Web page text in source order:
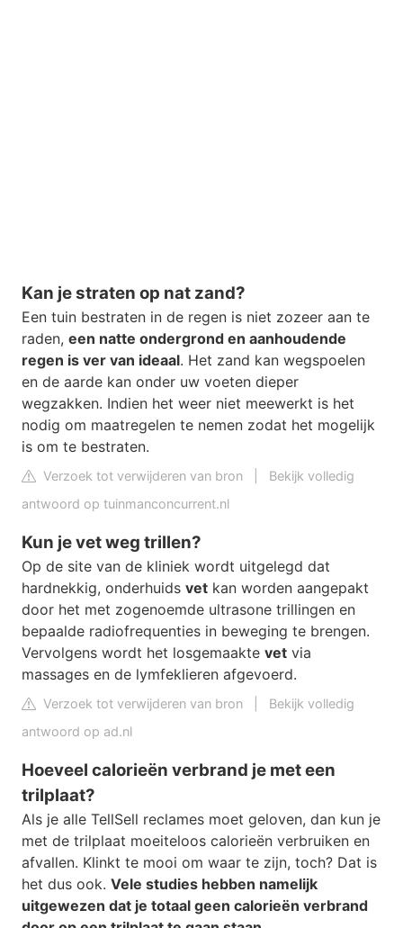
Kan je straten op nat zand?
Een tuin bestraten in de regen is niet zozeer aan te
raden, een natte ondergrond en aanhoudende
regen is ver van ideaal. Het zand kan wegspoelen
en de aarde kan onder uw voeten dieper
wegzakken. Indien het weer niet meewerkt is het
nodig om maatregelen te nemen zodat het mogelijk
is om te bestraten.
Verzoek tot verwijderen van bron
Bekijk volledig
antwoord op tuinmanconcurrent.nl
Kun je vet weg trillen?
Op de site van de kliniek wordt uitgelegd dat
hardnekkig, onderhuids vet kan worden aangepakt
door het met zogenoemde ultrasone trillingen en
bepaalde radiofrequenties in beweging te brengen.
Vervolgens wordt het losgemaakte vet via
massages en de lymfeklieren afgevoerd.
Verzoek tot verwijderen van bron
Bekijk volledig
antwoord op ad.nl
Hoeveel calorieën verbrand je met een
trilplaat?
Als je alle TellSell reclames moet geloven, dan kun je
met de trilplaat moeiteloos calorieën verbruiken en
afvallen. Klinkt te mooi om waar te zijn, toch? Dat is
het dus ook. Vele studies hebben namelijk
uitgewezen dat je totaal geen calorieën verbrand